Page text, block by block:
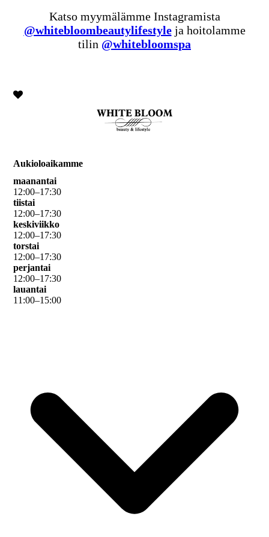
Katso myymälämme Instagramista
@whitebloombeautylifestyleja hoitolamme
tilin @whitebloomspa
Aukioloaikamme
maanantai
12:00–17:30
tiistai
12:00–17:30
keskiviikko
12:00–17:30
torstai
12:00–17:30
perjantai
12:00–17:30
lauantai
11 :00–15:00